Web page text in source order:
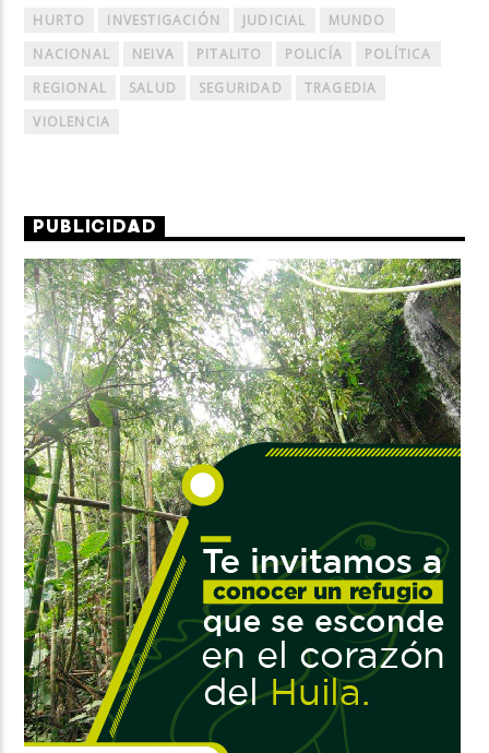
HURTO
INVESTIGACIÓN JUDICIAL
MUNDO
NACIONAL
NEIVA PITALITO POLICÍA
POLÍTICA
REGIONAL
SALUD SEGURIDAD
TRAGEDIA
VIOLENCIA
PUBLICIDAD